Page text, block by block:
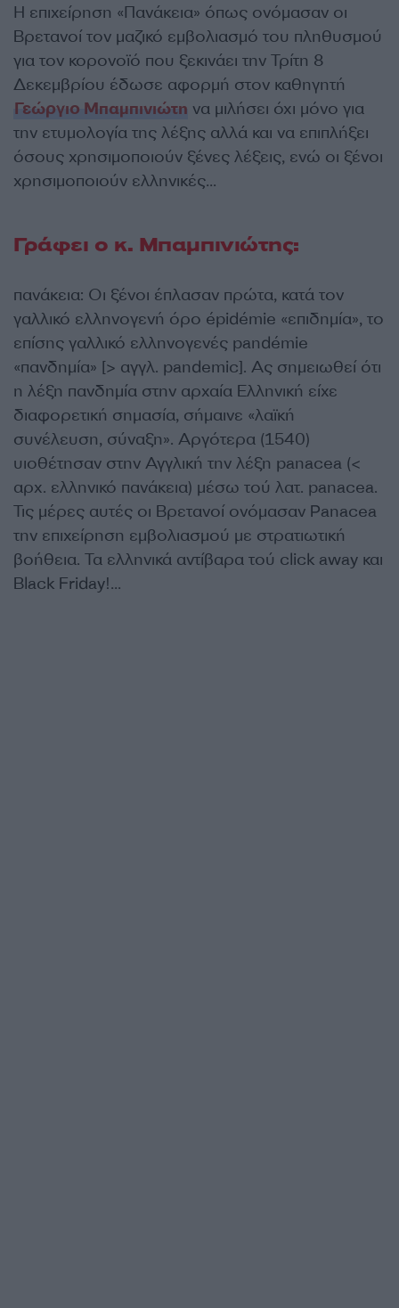
Η επιχείρηση «Πανάκεια» όπως ονόμασαν οι
Βρετανοί τον μαζικό εμβολιασμό του πληθυσμού
για τον κορονοϊό που ξεκινάει την Τρίτη 8
Δεκεμβρίου έδωσε αφορμή στον καθηγητή
Γεώργιο Μπαμπινιώτη να μιλήσει όχι μόνο για
την ετυμολογία της λέξης αλλά και να επιπλήξει
όσους χρησιμοποιούν ξένες λέξεις, ενώ οι ξένοι
χρησιμοποιούν ελληνικές…
Γράφει ο κ. Μπαμπινιώτης:
πανάκεια: Οι ξένοι έπλασαν πρώτα, κατά τον
γαλλικό ελληνογενή όρο épidémie «επιδημία», το
επίσης γαλλικό ελληνογενές pandémie
«πανδημία» [> αγγλ. pandemic]. Ας σημειωθεί ότι
η λέξη πανδημία στην αρχαία Ελληνική είχε
διαφορετική σημασία, σήμαινε «λαϊκή
συνέλευση, σύναξη». Αργότερα (1540)
υιοθέτησαν στην Αγγλική την λέξη panacea (<
αρχ. ελληνικό πανάκεια) μέσω τού λατ. panacea.
Τις μέρες αυτές οι Βρετανοί ονόμασαν Panacea
την επιχείρηση εμβολιασμού με στρατιωτική
βοήθεια. Τα ελληνικά αντίβαρα τού click away και
Black Friday!…